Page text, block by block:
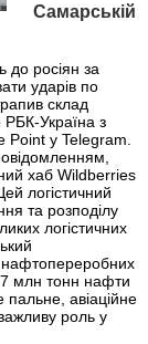
Самарській
до росіян за
ударів по
склад
Україна з
Point у Telegram.
хаб Wildberries
логістичний
та розподілу
логістичних
7 млн тонн нафти
пальне, авіаційне
роль у